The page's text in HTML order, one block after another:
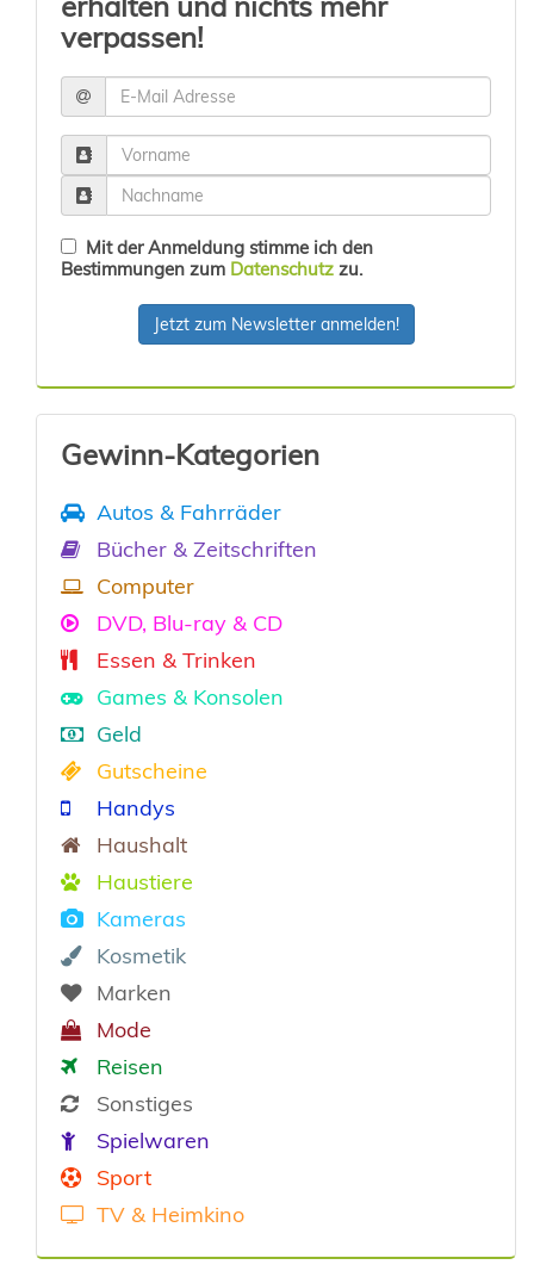
verpassen!
Mit der Anmeldung stimme ich den
Bestimmungen zum Datenschutz zu.
Jetzt zum Newsletter anmelden!
Gewinn-Kategorien
Autos & Fahrräder
Bücher & Zeitschriften
Computer
DVD, Blu-ray & CD
Essen & Trinken
Games & Konsolen
Geld
Gutscheine
Handys
Haushalt
Haustiere
Kameras
Kosmetik
Marken
Mode
Reisen
Sonstiges
Spielwaren
Sport
TV & Heimkino